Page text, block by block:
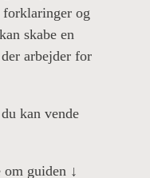
og
skabe en
arbejder for
kan vende
guiden ↓